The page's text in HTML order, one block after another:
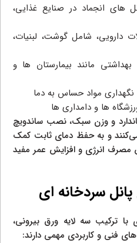
های انجماد در صنایع غذایی،
دارویی، شامل گوشت، لبنیات،
مانند بیمارستان‌ ها و
نگهداری مواد حساس به دما
ها و دامداری‌ ها
و وزن سبک، نصب ساندویچ
و به حفظ دمای ثابت کمک
مصرف انرژی و افزایش عمر مفید
سردخانه‌ ای
ترکیب سه لایه ورق بیرونی،
فنی و کاربردی مهمی دارند: